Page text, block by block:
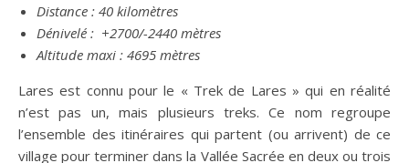
Distance : 40 kilomètres
Dénivelé : +2700/-2440 mètres
Altitude maxi : 4695 mètres
Lares est connu pour le « Trek de Lares » qui en réalité
n’est pas un, mais plusieurs treks. Ce nom regroupe
l’ensemble des itinéraires qui partent (ou arrivent) de ce
village pour terminer dans la Vallée Sacrée en deux ou trois